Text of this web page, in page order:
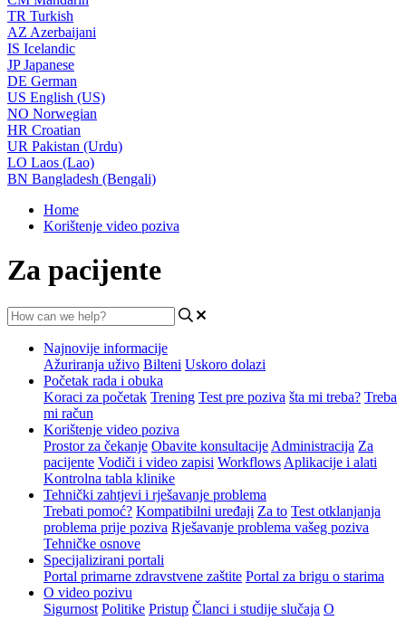
TR Turkish
AZ Azerbaijani
IS Icelandic
JPJapanese
DE German
US English (US)
NO Norwegian
HR Croatian
UR Pakistan (Urdu)
LO Laos (Lao)
BN Bangladesh (Bengali)
Home
Korištenje video poziva
Za pacijente
Najnovije informacije
Ažuriranja uživo Bilteni Uskoro dolazi
Početak rada i obuka
Koraci za početak Trening Test pre poziva šta mi treba? Treba
mi račun
Korištenje video poziva
Prostor za čekanje Obavite konsultacije Administracija Za
pacijente Vodiči i video zapisi Workflows Aplikacije i alati
Kontrolna tabla klinike
Tehnički zahtjevi i rješavanje problema
Trebati pomoć? Kompatibilni uređaji Za to Test otklanjanja
problema prije poziva Rješavanje problema vašeg poziva
Tehničke osnove
Specijalizirani portali
Portal primarne zdravstvene zaštite Portal za brigu o starima
O video pozivu
Sigurnost Politike Pristup Članci i studije slučaja O